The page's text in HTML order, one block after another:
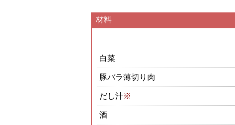
材料
白菜
豚バラ薄切り肉
だし汁※
酒